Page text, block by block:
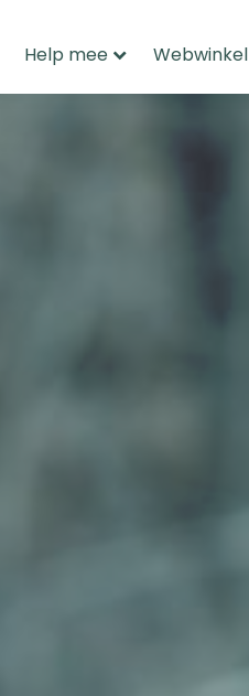
Help mee Webwinkel